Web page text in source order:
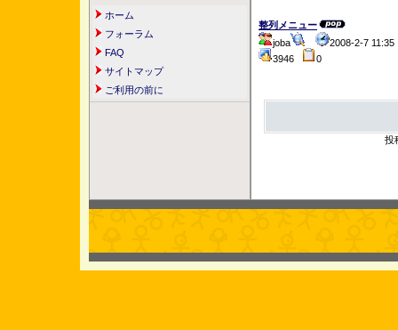
ホーム
フォーラム
FAQ
サイトマップ
ご利用の前に
整列メニュー
joba
2008-2-7
3946
0
投